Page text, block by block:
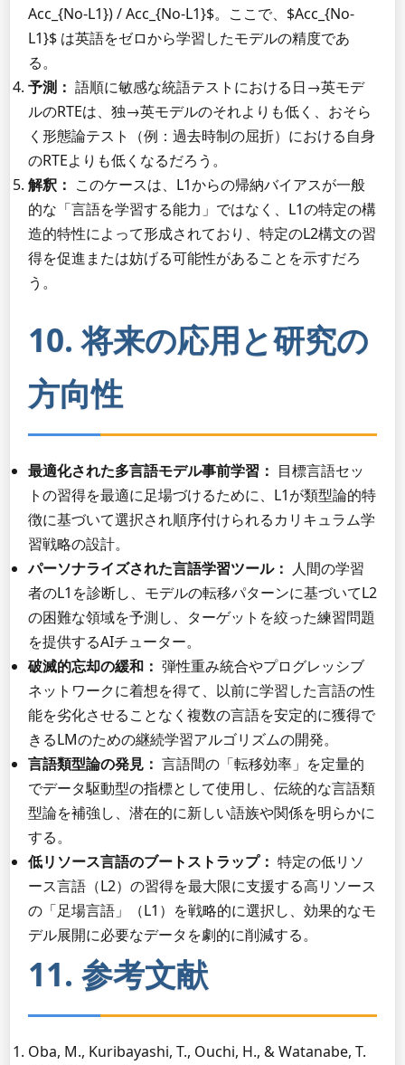
Acc_{No-L1}) / Acc_{No-L1}$。ここで、$Acc_{No-
L1}$ は英語をゼロから学習したモデルの精度であ
る。
予測： 語順に敏感な統語テストにおける日→英モデ
ルのRTEは、独→英モデルのそれよりも低く、おそら
く形態論テスト（例：過去時制の屈折）における自身
のRTEよりも低くなるだろう。
解釈： このケースは、L1からの帰納バイアスが一般
的な「言語を学習する能力」ではなく、L1の特定の構
造的特性によって形成されており、特定のL2構文の習
得を促進または妨げる可能性があることを示すだろ
う。
10. 将来の応用と研究の
方向性
最適化された多言語モデル事前学習： 目標言語セッ
トの習得を最適に足場づけるために、L1が類型論的特
徴に基づいて選択され順序付けられるカリキュラム学
習戦略の設計。
パーソナライズされた言語学習ツール： 人間の学習
者のL1を診断し、モデルの転移パターンに基づいてL2
の困難な領域を予測し、ターゲットを絞った練習問題
を提供するAIチューター。
破滅的忘却の緩和： 弾性重み統合やプログレッシブ
ネットワークに着想を得て、以前に学習した言語の性
能を劣化させることなく複数の言語を安定的に獲得で
きるLMのための継続学習アルゴリズムの開発。
言語類型論の発見： 言語間の「転移効率」を定量的
でデータ駆動型の指標として使用し、伝統的な言語類
型論を補強し、潜在的に新しい語族や関係を明らかに
する。
低リソース言語のブートストラップ： 特定の低リソ
ース言語（L2）の習得を最大限に支援する高リソース
の「足場言語」（L1）を戦略的に選択し、効果的なモ
デル展開に必要なデータを劇的に削減する。
11. 参考文献
Oba, M., Kuribayashi, T., Ouchi, H., & Watanabe, T.